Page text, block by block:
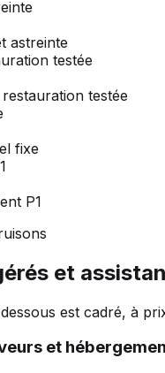
astreinte
testée
testée
fixe
P1
et
est cadré, à
et